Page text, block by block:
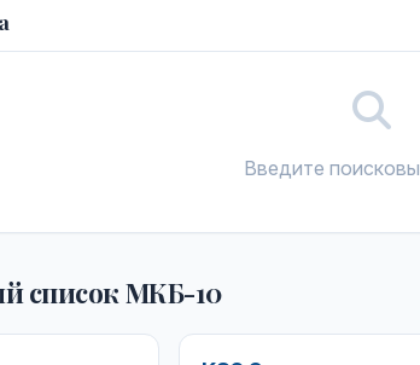
Введите
список МКБ-10